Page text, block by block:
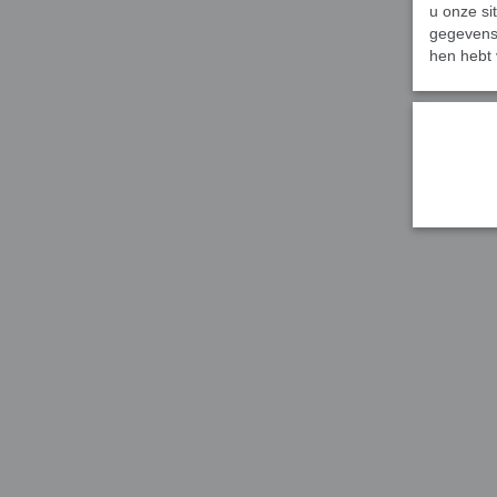
u onze
hen hebt